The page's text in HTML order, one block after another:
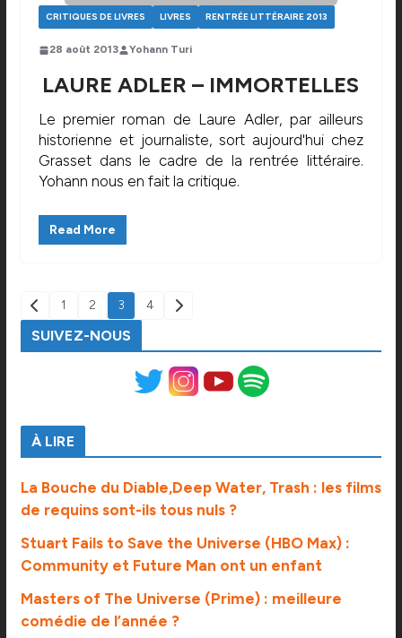
CRITIQUES DE LIVRES LIVRES RENTRÉE LITTÉRAIRE 2013
28 août 2013 Yohann Turi
LAURE ADLER – IMMORTELLES
Le premier roman de Laure Adler, par ailleurs
historienne et journaliste, sort aujourd'hui chez
Grasset dans le cadre de la rentrée littéraire.
Yohann nous en fait la critique.
Read More
PAGINATION
DES
PUBLICATIONS
1 2 3 4
SUIVEZ-NOUS
À LIRE
La Bouche du Diable,Deep Water, Trash : les films
de requins sont-ils tous nuls ?
Stuart Fails to Save the Universe (HBO Max) :
Community et Future Man ont un enfant
Masters of The Universe (Prime) : meilleure
comédie de l’année ?